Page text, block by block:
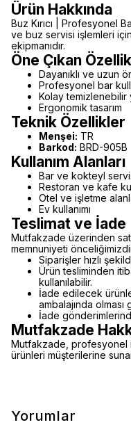
Ürün Hakkında
Buz Kırıcı | Profesyonel
ve buz servisi işlemleri
ekipmanıdır.
Öne Çıkan
Dayanıklı ve uzun
Profesyonel bar
Kolay temizlenebilir
Ergonomik tasarım
Teknik Özellikler
Menşei: TR
Barkod: BRD-905B
Kullanım Alanları
Bar ve kokteyl
Restoran ve kafe
Otel ve işletme
Ev kullanımı
Teslimat ve İade
Mutfakzade üzerinden
memnuniyeti
Siparişler hızlı
Ürün tesliminden
kullanılabilir.
İade edilecek
ambalajında
İade
Mutfakzade
Mutfakzade, profesyonel
ürünleri müşterilerine
Yorumlar